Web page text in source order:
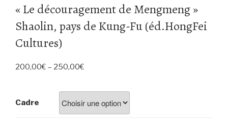
« Le découragement de Mengmeng »
Shaolin, pays de Kung-Fu (éd.HongFei
Cultures)
200,00€ – 250,00€
Cadre